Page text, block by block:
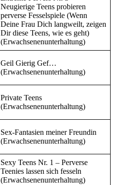
Neugierige Teens probieren
perverse Fesselspiele (Wenn
Deine Frau Dich langweilt, zeigen
Dir diese Teens, wie es geht)
(Erwachsenenunterhaltung)
Geil Gierig Gef…
(Erwachsenenunterhaltung)
Private Teens
(Erwachsenenunterhaltung)
Sex-Fantasien meiner Freundin
(Erwachsenenunterhaltung)
Sexy Teens Nr. 1 – Perverse
Teenies lassen sich fesseln
(Erwachsenenunterhaltung)